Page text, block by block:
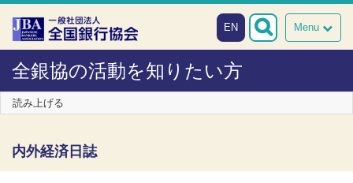
本文へスキップ
障がい者向け相談窓口
Menu
EN
全銀協の活動を知りたい方
読み上げる
内外経済日誌